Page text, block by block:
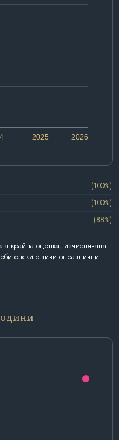
2026
2025
(100%)
(100%)
(88%)
крайна оценка, изчислявана
отзиви от различни